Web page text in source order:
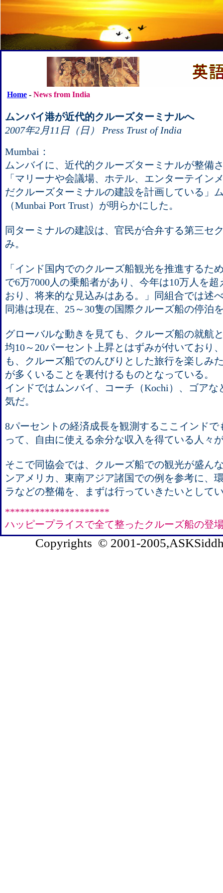
Home - News from India
ムンバイ港が近代的クルーズターミナルへ
2007年2月11日（日） Press Trust of India
Mumbai：
ムンバイに、近代的クルーズターミナルが整備
「マリーナや会議場、ホテル、エンターテイン
だクルーズターミナルの建設を計画している」
（Munbai Port Trust）が明らかにした。
同ターミナルの建設は、官民が合弁する第三セ
み。
「インド国内でのクルーズ船観光を推進するた
で6万7000人の乗船者があり、今年は10万人を
おり、将来的な見込みはある。」同組合では述
同港は現在、25～30隻の国際クルーズ船の停泊
グローバルな動きを見ても、クルーズ船の就航
均10～20パーセント上昇とはずみが付いており
も、クルーズ船でのんびりとした旅行を楽しみ
が多くいることを裏付けるものとなっている。
インドではムンバイ、コーチ（Kochi）、ゴア
気だ。
8パーセントの経済成長を観測するここインド
って、自由に使える余分な収入を得ている人々
そこで同協会では、クルーズ船での観光が盛ん
ンアメリカ、東南アジア諸国での例を参考に、
ラなどの整備を、まずは行っていきたいとして
*********************
ハッピープライスで全て整ったクルーズ船の登
Copyrights © 2001-